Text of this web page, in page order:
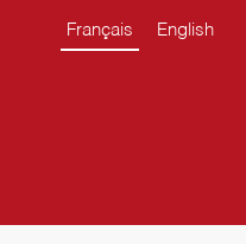
Français English